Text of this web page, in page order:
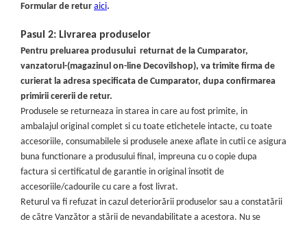
Sifoane -sisteme de umplere cazi
Rezervoare pe vas
Rezervoare incastrabile
Clapete de actionare WC
Baterii bucatarie
Lavoare
Lavoare freestanding
Lavoare pe blat
Lavoare sub blat
Lavoare pe mobilier
Lavoare incastrabile
Formular de retur aici.
Pasul 2: Livrarea produselor
Pentru preluarea produsului returnat de la Cumparator,
vanzatorul-(magazinul on-line Decovilshop), va trimite firma de
curierat la adresa specificata de Cumparator, dupa confirmarea
primirii cererii de retur.
Produsele se returneaza in starea in care au fost primite, in
ambalajul original complet si cu toate etichetele intacte, cu toate
accesoriile, consumabilele si produsele anexe aflate in cutii ce asigura
buna functionare a produsului final, impreuna cu o copie dupa
factura si certificatul de garantie in original însotit de
accesoriile/cadourile cu care a fost livrat.
Returul va fi refuzat in cazul deteriorării produselor sau a constatării
de către Vanzător a stării de nevandabilitate a acestora. Nu se